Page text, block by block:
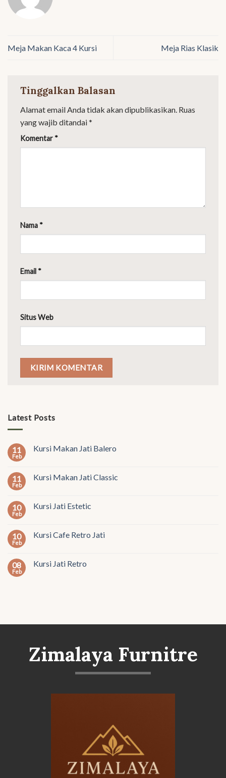
Meja Makan Kaca 4 Kursi Meja Rias Klasik
Tinggalkan Balasan
Alamat email Anda tidak akan dipublikasikan. Ruas
yang wajib ditandai*
Komentar *
Nama *
Email *
Situs Web
Latest Posts
11
Feb
Kursi Makan Jati Balero
11
Feb
Kursi Makan Jati Classic
10
Feb
Kursi Jati Estetic
10
Feb
Kursi Cafe Retro Jati
08
Feb
Kursi Jati Retro
Zimalaya Furnitre